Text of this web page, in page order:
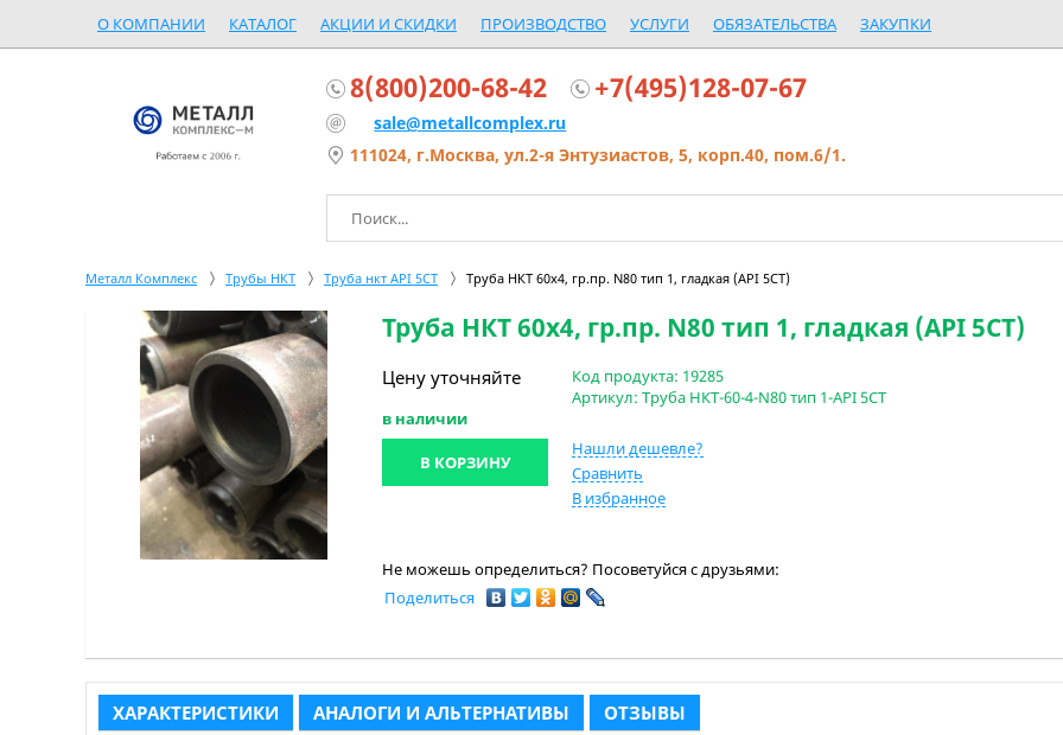
Металл Комплекс Трубы НКТ Труба нкт API 5CT Труба НКТ 60х4, гр.пр. N80 тип 1, гладкая (API 5CT)
Труба НКТ 60х4, гр.пр. N80 тип 1, гладкая (API 5CT)
Цену уточняйте Код продукта: 19285
Артикул: Труба НКТ-60-4-N80 тип 1-API 5CT
в наличии
В КОРЗИНУ
Нашли дешевле?
Сравнить
В избранное
Не можешь определиться? Посоветуйся с друзьями:
Поделиться
ХАРАКТЕРИСТИКИ АНАЛОГИ И АЛЬТЕРНАТИВЫ ОТЗЫВЫ
О КОМПАНИИ КАТАЛОГ АКЦИИ И СКИДКИ ПРОИЗВОДСТВО УСЛУГИ ОБЯЗАТЕЛЬСТВА ЗАКУПКИ
8(800)200-68-42 +7(495)128-07-67
sale@metallcomplex.ru
111024, г.Москва, ул.2-я Энтузиастов, 5, корп.40, пом.6/1.